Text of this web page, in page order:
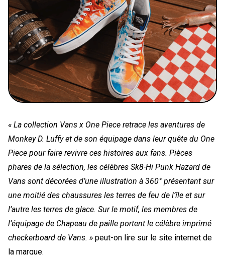
« La collection Vans x One Piece retrace les aventures de
Monkey D. Luffy et de son équipage dans leur quête du One
Piece pour faire revivre ces histoires aux fans. Pièces
phares de la sélection, les célèbres Sk8-Hi Punk Hazard de
Vans sont décorées d’une illustration à 360° présentant sur
une moitié des chaussures les terres de feu de l’île et sur
l’autre les terres de glace. Sur le motif, les membres de
l’équipage de Chapeau de paille portent le célèbre imprimé
checkerboard de Vans. » peut-on lire sur le site internet de
la marque.